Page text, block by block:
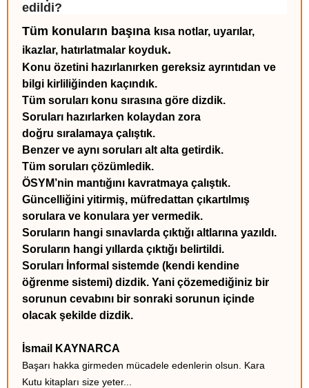
edildi?
Tüm konuların başına kısa notlar, uyarılar,
ikazlar, hatırlatmalar koyduk.
Konu özetini hazırlanırken gereksiz ayrıntıdan ve
bilgi kirliliğinden kaçındık.
Tüm soruları konu sırasına göre dizdik.
Soruları hazırlarken kolaydan zora
doğru sıralamaya çalıştık.
Benzer ve aynı soruları alt alta getirdik.
Tüm soruları çözümledik.
ÖSYM’nin mantığını kavratmaya çalıştık.
Güncelliğini yitirmiş, müfredattan çıkartılmış
sorulara ve konulara yer vermedik.
Soruların hangi sınavlarda çıktığı altlarına yazıldı.
Soruların hangi yıllarda çıktığı belirtildi.
Soruları İnformal sistemde (kendi kendine
öğrenme sistemi) dizdik. Yani çözemediğiniz bir
sorunun cevabını bir sonraki sorunun içinde
olacak şekilde dizdik.
İsmail KAYNARCA
Başarı hakka girmeden mücadele edenlerin olsun. Kara
Kutu kitapları size yeter...